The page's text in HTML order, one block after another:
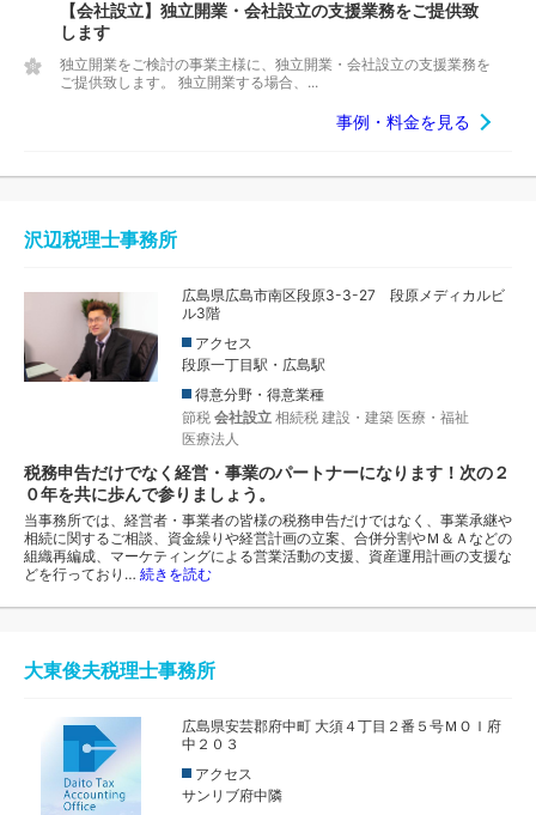
【会社設立】独立開業・会社設立の支援業務をご提供致
します
独立開業をご検討の事業主様に、独立開業・会社設立の支援業務を
ご提供致します。 独立開業する場合、...
事例・料金を見る
沢辺税理士事務所
広島県広島市南区段原3-3-27 段原メディカルビ
ル3階
アクセス
段原一丁目駅・広島駅
得意分野・得意業種
節税 会社設立 相続税 建設・建築 医療・福祉
医療法人
税務申告だけでなく経営・事業のパートナーになります！次の２
０年を共に歩んで参りましょう。
当事務所では、経営者・事業者の皆様の税務申告だけではなく、事業承継や
相続に関するご相談、資金繰りや経営計画の立案、合併分割やＭ＆Ａなどの
組織再編成、マーケティングによる営業活動の支援、資産運用計画の支援な
どを行っており… 続きを読む
大東俊夫税理士事務所
広島県安芸郡府中町 大須４丁目２番５号ＭＯＩ府
中２０３
アクセス
サンリブ府中隣